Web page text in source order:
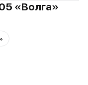
«Волга»